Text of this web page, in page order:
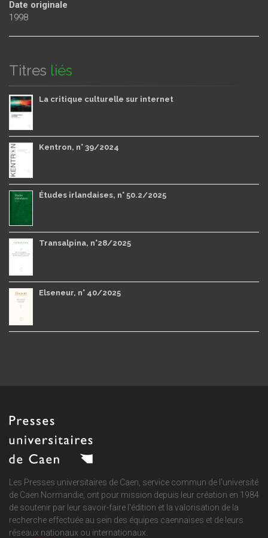
Date originale
1998
Titres liés
La critique culturelle sur internet
Kentron, n° 39/2024
Études irlandaises, n° 50.2/2025
Transalpina, n°28/2025
Elseneur, n° 40/2025
Les Presses universitaires de Caen, service commun de l'université
de Caen Normandie , ont pour mission depuis leur création en 1984
de soutenir par leur savoir-faire l'édition et la valorisation de la
recherche effectuée au sein des équipes caennaises et de leurs
réseaux nationaux ou internationaux.